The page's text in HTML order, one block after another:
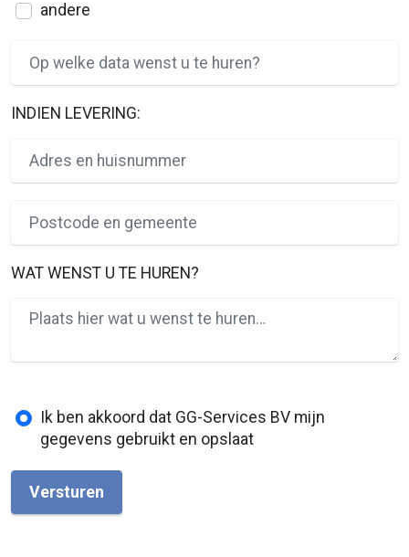
andere
INDIEN LEVERING:
WAT WENST U TE HUREN?
Ik ben akkoord dat GG-Services BV mijn
gegevens gebruikt en opslaat
Versturen